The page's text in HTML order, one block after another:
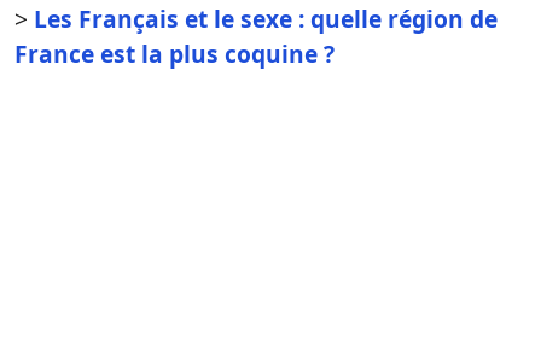
> Les Français et le sexe : quelle région de
France est la plus coquine ?